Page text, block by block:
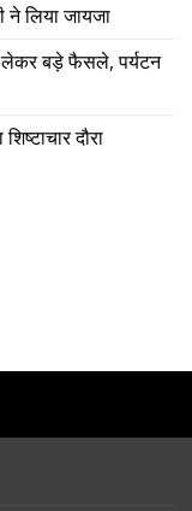
ने लिया जायजा
लेकर बड़े फैसले, पर्यटन
दौरा